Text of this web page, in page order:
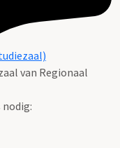
van Regionaal
nodig: